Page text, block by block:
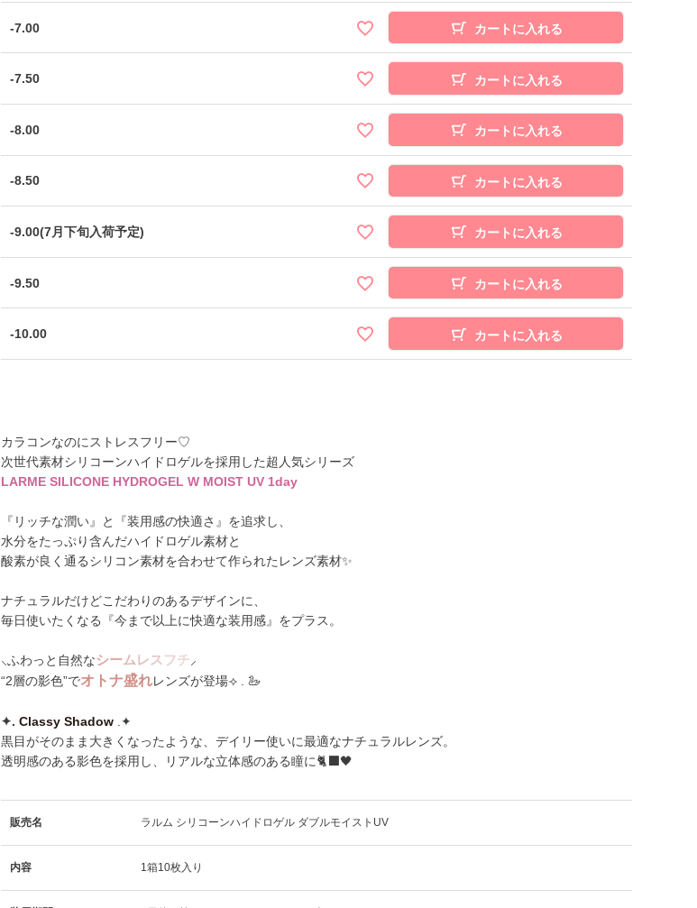
-7.00 カートに入れる
-7.50 カートに入れる
-8.00 カートに入れる
-8.50 カートに入れる
-9.00(7月下旬入荷予定) カートに入れる
-9.50 カートに入れる
-10.00 カートに入れる
カラコンなのにストレスフリー♡
次世代素材シリコーンハイドロゲルを採用した超人気シリーズ
LARME SILICONE HYDROGEL W MOIST UV 1day
『リッチな潤い』と『装用感の快適さ』を追求し、
水分をたっぷり含んだハイドロゲル素材と
酸素が良く通るシリコン素材を合わせて作られたレンズ素材✨
ナチュラルだけどこだわりのあるデザインに、
毎日使いたくなる『今まで以上に快適な装用感』をプラス。
⸜ふわっと自然なシームレス フチ⸝
“2層の影色”でオ トナ盛れレンズが登場⟢ . 🦢
✦️. Classy Shadow.✦️
黒目がそのまま大きくなったような、デイリー使いに最適なナチュラルレンズ。
透明感のある影色を採用し、リアルな立体感のある瞳に🐈‍⬛🖤
販売名 ラルム シリコーンハイドロゲル ダブルモイストUV
内容 1箱10枚入り